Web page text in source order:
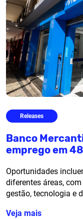
Releases
Banco
emprego em
Oportunidades
diferentes áreas,
gestão, tecnologia e
Veja mais